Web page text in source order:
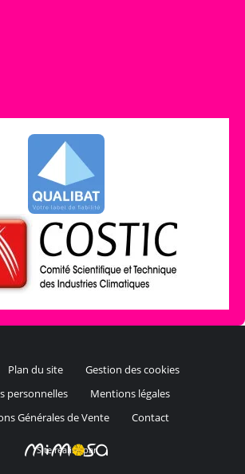
Site réalisé par
Plan du site
Gestion des cookies
personnelles
Mentions légales
Générales de Vente
Contact